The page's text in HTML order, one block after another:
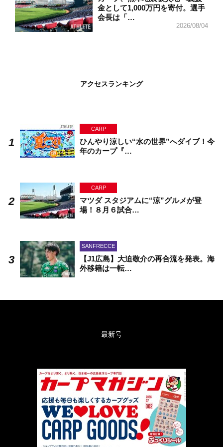
金として1,000万円を寄付。選手
会長は「…
2026/08/04
アクセスランキング
CARP
ひんやり涼しい“水の世界”へダイブ！今
年のカープ『…
CARP
マツダ スタジアムに“涼”グルメが登
場！８月６試合…
SANFRECCE
【J1広島】大迫敬介の再合流を発表。海
外移籍は一転…
最新号